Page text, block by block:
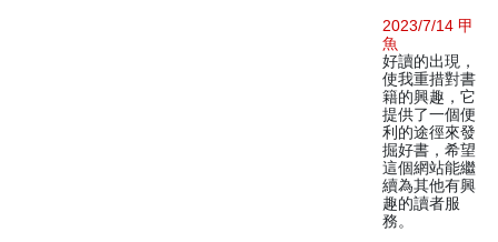
2023/7/14 甲
魚
好讀的出現，
使我重措對書
籍的興趣，它
提供了一個便
利的途徑來發
掘好書，希望
這個網站能繼
續為其他有興
趣的讀者服
務。